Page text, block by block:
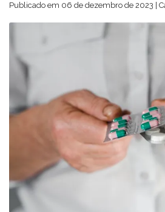
Publicado em 06 de dezembro de 2023 |